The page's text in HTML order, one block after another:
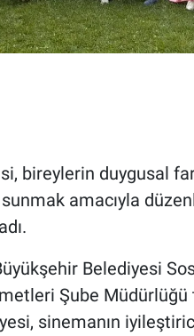
bireylerin duygusal
amacıyla
Belediyesi
Şube
sinemanın